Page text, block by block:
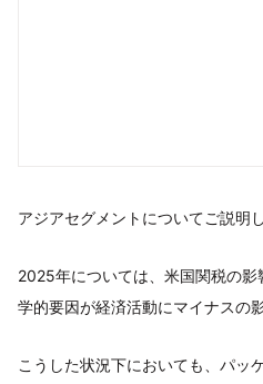
アジアセグメントについてご説明し
2025年については、米国関税の
学的要因が経済活動にマイナスの
こうした状況下においても、パッ